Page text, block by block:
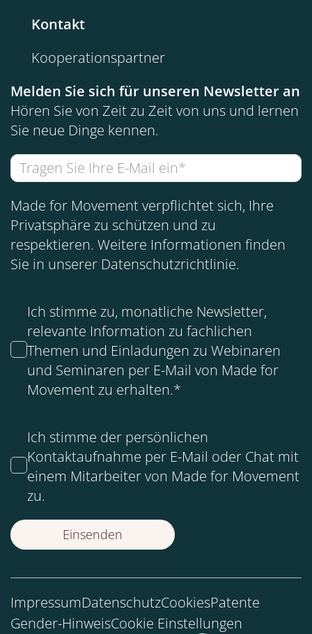
Kontakt
Kooperationspartner
Melden Sie sich für unseren Newsletter an
Hören Sie von Zeit zu Zeit von uns und lernen
Sie neue Dinge kennen.
Made for Movement verpflichtet sich, Ihre
Privatsphäre zu schützen und zu
respektieren. Weitere Informationen finden
Sie in unserer Datenschutzrichtlinie.
Ich stimme zu, monatliche Newsletter,
relevante Information zu fachlichen
Themen und Einladungen zu Webinaren
und Seminaren per E-Mail von Made for
Movement zu erhalten.*
Ich stimme der persönlichen
Kontaktaufnahme per E-Mail oder Chat mit
einem Mitarbeiter von Made for Movement
zu.
ImpressumDatenschutzCookiesPatente
Gender-HinweisCookie Einstellungen